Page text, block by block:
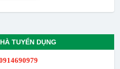
TUYỂN DỤNG